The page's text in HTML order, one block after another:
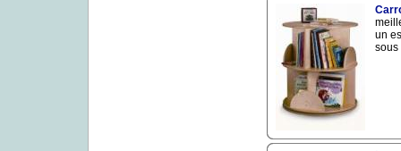
un
sous